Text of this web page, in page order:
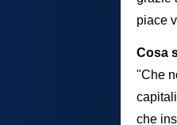
piace
Cosa
"Che
che